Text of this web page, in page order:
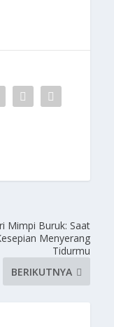
Mimpi Buruk: Saat
Menyerang
Tidurmu
BERIKUTNYA